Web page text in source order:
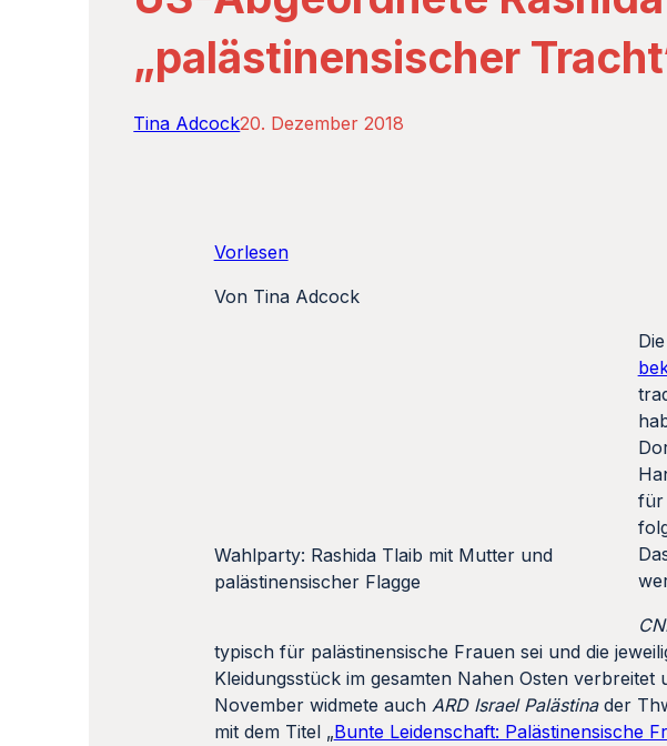
„palästinensischer
Tina Adcock20. Dezember 2018
Vorlesen
Von Tina Adcock
Hanina in Jerusalem geboren. Um ihre Wurzeln zu
auf
Vereidigungszeremonie im Kongress tragen werde.
CNN und Al Jazeera
berichteten, dass das
jeweilige Stadt, aus der die Frau kommt,
es ist rein gar nichts spezifisch
der Thwab seine Aufmerksamkeit und
Palästinensische Frauenkleider sind seit
portätierte „Tracht“ einepolitische Botschaft sendet,
„Besonders an den palästinensischen Kostümen ist